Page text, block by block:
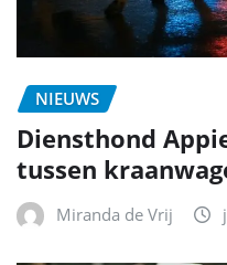
NIEUWS
Diensthond
tussen
Miranda de Vrij